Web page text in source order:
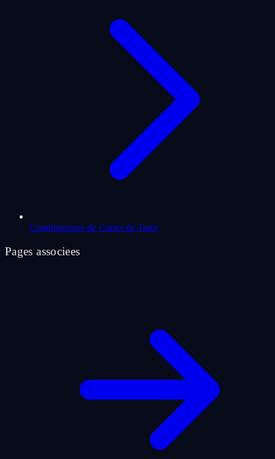
Combinaisons de Cartes de Tarot
Pages associees